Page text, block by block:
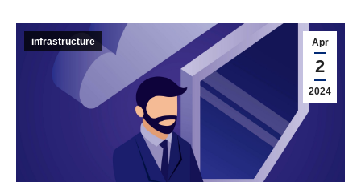
Apr
2
2024
infrastructure